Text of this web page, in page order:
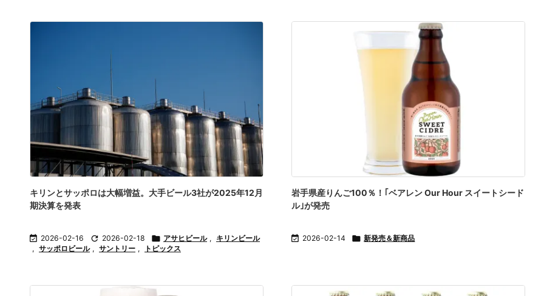
キリンとサッポロは大幅増益。大手ビール3社が2025年12月
期決算を発表
 2026-02-16  2026-02-18  アサヒビール ,
キリンビール
, サッポロビール , サントリー , トピックス
岩手県産りんご100％！｢ベアレン Our Hour スイートシード
ル｣が発売
 2026-02-14  新発売＆新商品